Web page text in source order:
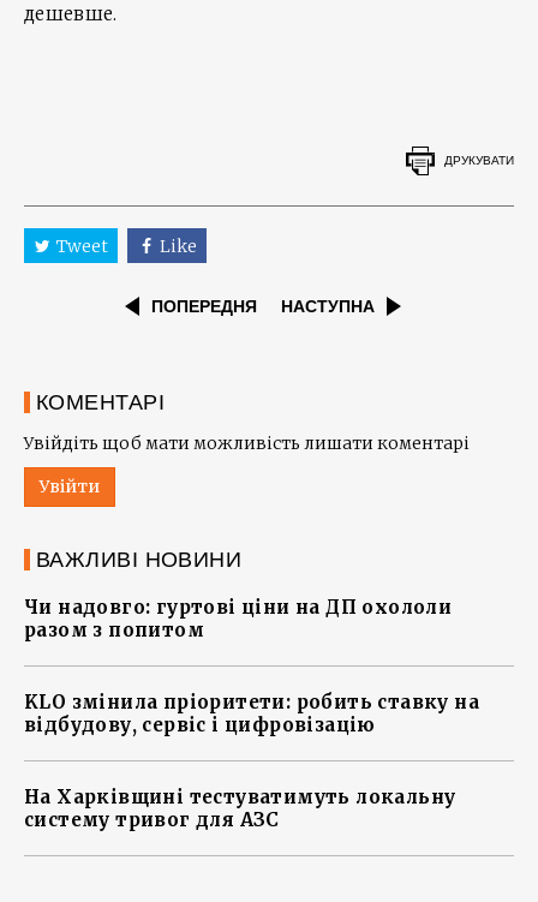
дешевше.
ДРУКУВАТИ
Tweet Like
ПОПЕРЕДНЯ НАСТУПНА
КОМЕНТАРІ
Увійдіть щоб мати можливість лишати коментарі
Увійти
ВАЖЛИВІ НОВИНИ
Чи надовго: гуртові ціни на ДП охололи
разом з попитом
KLO змінила пріоритети: робить ставку на
відбудову, сервіс і цифровізацію
На Харківщині тестуватимуть локальну
систему тривог для АЗС